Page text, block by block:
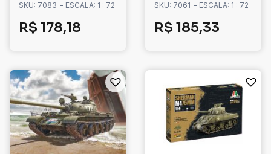
SKU: 7083 - ESCALA: 1 : 72
R$ 178,18
SKU: 7061 - ESCALA: 1 : 72
R$ 185,33